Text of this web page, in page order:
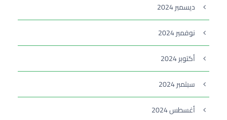
ديسمبر 2024
نوفمبر 2024
أكتوبر 2024
سبتمبر 2024
أغسطس 2024